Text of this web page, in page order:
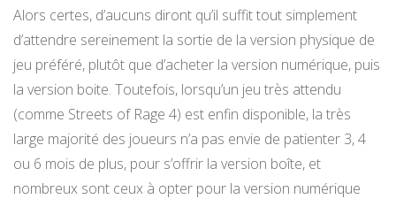
Alors certes, d’aucuns diront qu’il suffit tout simplement
d’attendre sereinement la sortie de la version physique de
jeu préféré, plutôt que d’acheter la version numérique, puis
la version boite. Toutefois, lorsqu’un jeu très attendu
(comme Streets of Rage 4) est enfin disponible, la très
large majorité des joueurs n’a pas envie de patienter 3, 4
ou 6 mois de plus, pour s’offrir la version boîte, et
nombreux sont ceux à opter pour la version numérique